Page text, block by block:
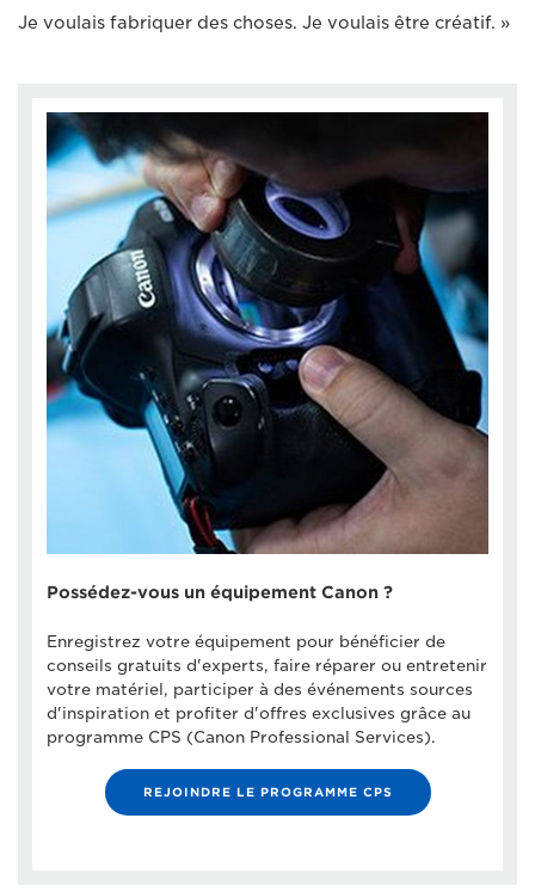
Je voulais fabriquer des choses. Je voulais être créatif. »
Possédez-vous un équipement Canon ?
Enregistrez votre équipement pour bénéficier de
conseils gratuits d'experts, faire réparer ou entretenir
votre matériel, participer à des événements sources
d'inspiration et profiter d'offres exclusives grâce au
programme CPS (Canon Professional Services).
REJOINDRE LE PROGRAMME CPS